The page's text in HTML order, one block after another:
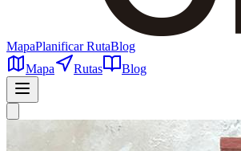
MapaPlanificar RutaBlog
Mapa
Rutas Blog